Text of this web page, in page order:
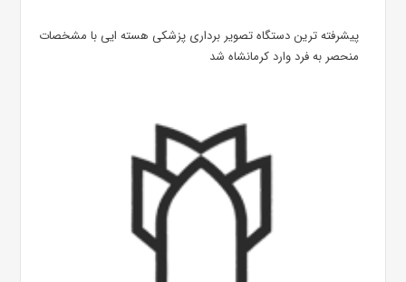
پیشرفته ترین دستگاه تصویر برداری پزشکی هسته ایی با مشخصات
منحصر به فرد وارد کرمانشاه شد